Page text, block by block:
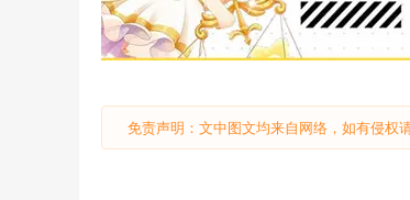
免责声明：文中图文均来自网络，如有侵权